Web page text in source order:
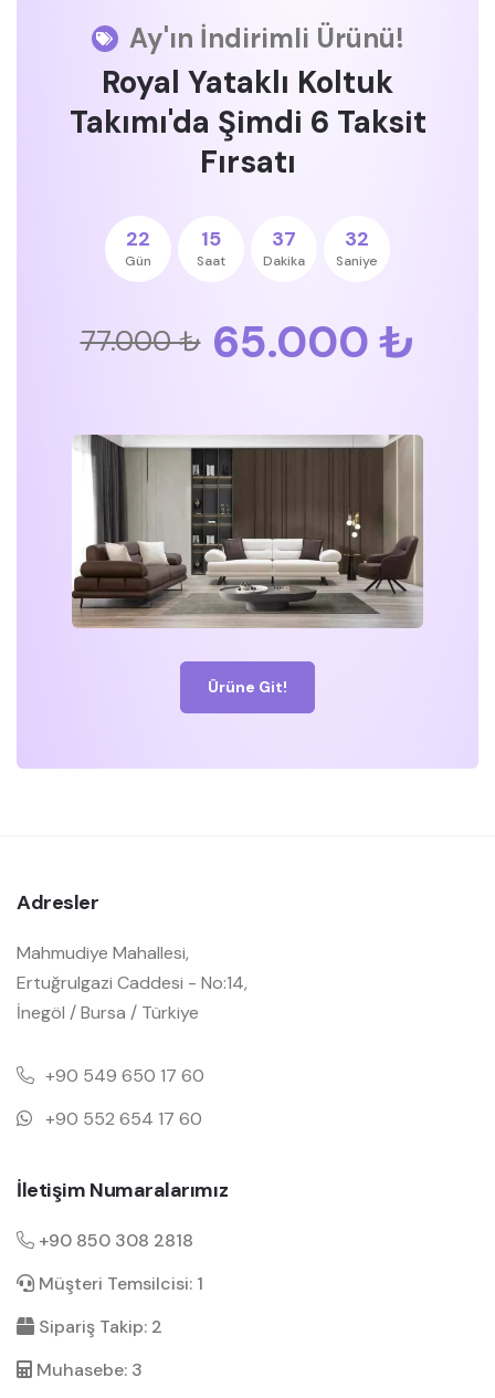
Ay'ın İndirimli Ürünü!
Royal Yataklı Koltuk
Takımı'da Şimdi 6 Taksit
Fırsatı
22
Gün
15
Saat
37
Dakika
32
Saniye
77.000 ₺ 65.000 ₺
Ürüne Git!
Adresler
Mahmudiye Mahallesi,
Ertuğrulgazi Caddesi - No:14,
İnegöl / Bursa / Türkiye
+90 549 650 17 60
+90 552 654 17 60
İletişim Numaralarımız
+90 850 308 2818
Müşteri Temsilcisi: 1
Sipariş Takip: 2
Muhasebe: 3